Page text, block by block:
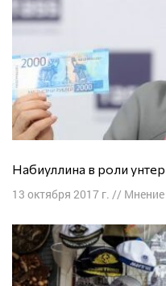
Набиуллина в роли
13 октября 2017 г. // Мнение